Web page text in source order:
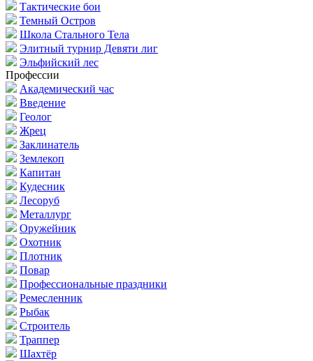
Тактические бои
Темный Остров
Школа Стального Тела
Элитный турнир Девяти лиг
Эльфийский лес
Профессии
Академический час
Введение
Геолог
Жрец
Заклинатель
Землекоп
Капитан
Кудесник
Лесоруб
Металлург
Оружейник
Охотник
Плотник
Повар
Профессиональные праздники
Ремесленник
Рыбак
Строитель
Траппер
Шахтёр